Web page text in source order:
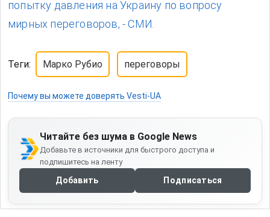
попытку давления на Украину по вопросу
мирных переговоров, - СМИ.
Теги: Марко Рубио переговоры
Почему вы можете доверять Vesti-UA
Читайте без шума в Google News
Добавьте в источники для быстрого доступа и
подпишитесь на ленту
Добавить Подписаться